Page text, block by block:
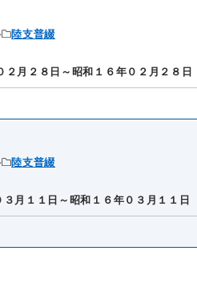
陸支普綴
２月２８日～昭和１６年０２月２８日
陸支普綴
月１１日～昭和１６年０３月１１日